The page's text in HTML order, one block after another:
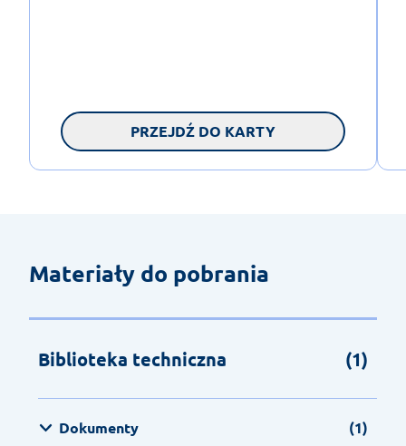
PRZEJDŹ DO KARTY
Materiały do pobrania
Biblioteka techniczna (1)
Dokumenty (1)